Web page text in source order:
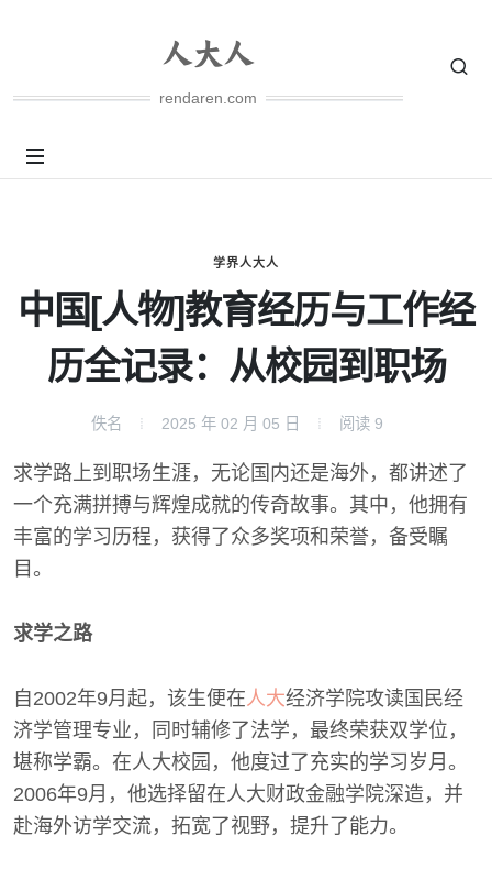
rendaren.com
学界人大人
中国[人物]教育经历与工作经
历全记录：从校园到职场
佚名 2025 年 02 月 05 日 阅读 9
求学路上到职场生涯，无论国内还是海外，都讲述了
一个充满拼搏与辉煌成就的传奇故事。其中，他拥有
丰富的学习历程，获得了众多奖项和荣誉，备受瞩
目。
求学之路
自2002年9月起，该生便在人大经济学院攻读国民经
济学管理专业，同时辅修了法学，最终荣获双学位，
堪称学霸。在人大校园，他度过了充实的学习岁月。
2006年9月，他选择留在人大财政金融学院深造，并
赴海外访学交流，拓宽了视野，提升了能力。